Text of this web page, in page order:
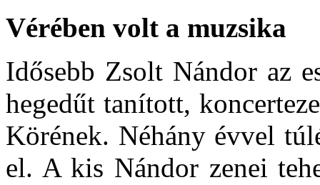
Vérében volt a muzsika
Idősebb Zsolt Nándor az
hegedűt taní­tott,
Körének. Néhány évvel
el. A kis Nándor zenei